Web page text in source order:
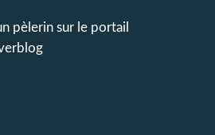
pèlerinsur le portail